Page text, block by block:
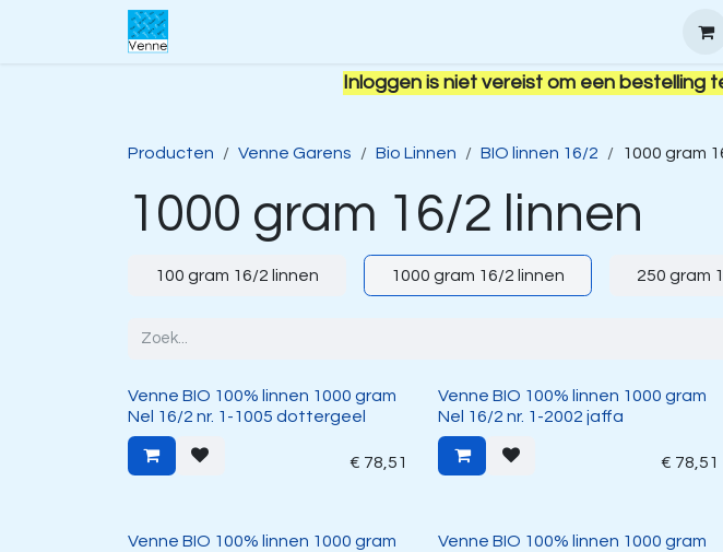
Overslaan naar inhoud
Inloggen is niet vereist om een bestelling
Producten Venne Garens Bio Linnen BIO linnen 16/2 1000 gram
1000 gram 16/2 linnen
100 gram 16/2 linnen 1000 gram 16/2 linnen 250 gram
Venne BIO 100% linnen 1000 gram
Nel 16/2 nr. 1-1005 dottergeel
€ 78,51
Venne BIO 100% linnen 1000 gram
Nel 16/2 nr. 1-2002 jaffa
€ 78,51
Venne BIO 100% linnen 1000 gram
Venne BIO 100% linnen 1000 gram